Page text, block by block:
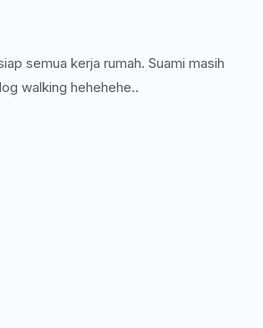
semua kerja rumah. Suami masih
walking hehehehe..